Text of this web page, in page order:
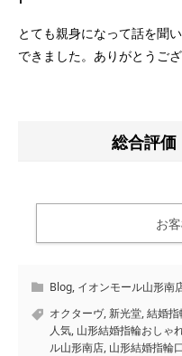
とても親身になって話を聞
できました。ありがとうござ
総合
お
Blog, イオンモール山形南
オクターヴ,新光堂,結婚
人気, 山形結婚指輪おしゃ
ル山形南店, 山形結婚指輪